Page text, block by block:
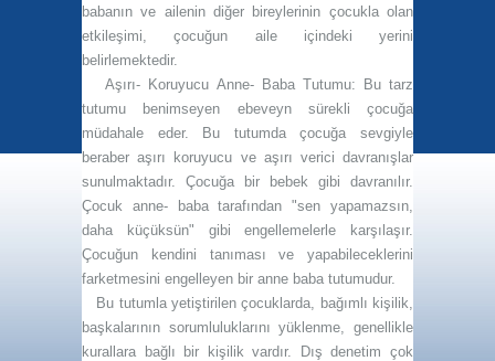
babanın ve ailenin diğer bireylerinin çocukla olan
etkileşimi, çocuğun aile içindeki yerini
belirlemektedir.
Aşırı- Koruyucu Anne- Baba Tutumu: Bu tarz
tutumu benimseyen ebeveyn sürekli çocuğa
müdahale eder. Bu tutumda çocuğa sevgiyle
beraber aşırı koruyucu ve aşırı verici davranışlar
sunulmaktadır. Çocuğa bir bebek gibi davranılır.
Çocuk anne- baba tarafından "sen yapamazsın,
daha küçüksün" gibi engellemelerle karşılaşır.
Çocuğun kendini tanıması ve yapabileceklerini
farketmesini engelleyen bir anne baba tutumudur.
Bu tutumla yetiştirilen çocuklarda, bağımlı kişilik,
başkalarının sorumluluklarını yüklenme, genellikle
kurallara bağlı bir kişilik vardır. Dış denetim çok